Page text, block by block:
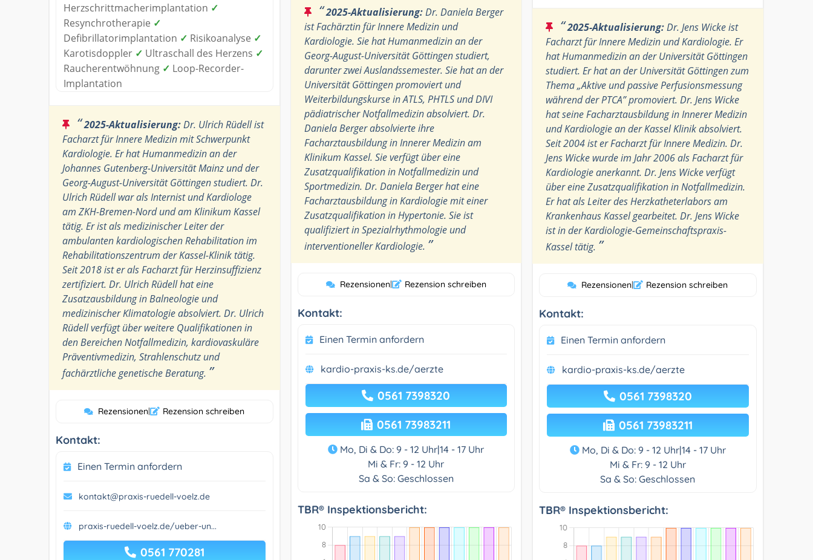
Herzschrittmacherimplantation ✓
Resynchrotherapie ✓
Defibrillatorimplantation ✓ Risikoanalyse ✓
Karotisdoppler ✓ Ultraschall des Herzens ✓
Raucherentwöhnung ✓ Loop-Recorder-
Implantation
“2025-Aktualisierung:Dr. Ulrich Rüdell ist
Facharzt für Innere Medizin mit Schwerpunkt
Kardiologie. Er hat Humanmedizin an der
Johannes Gutenberg-Universität Mainz und der
Georg-August-Universität Göttingen studiert. Dr.
Ulrich Rüdell war als Internist und Kardiologe
am ZKH-Bremen-Nord und am Klinikum Kassel
tätig. Er ist als medizinischer Leiter der
ambulanten kardiologischen Rehabilitation im
Rehabilitationszentrum der Kassel-Klinik tätig.
Seit 2018 ist er als Facharzt für Herzinsuffizienz
zertifiziert. Dr. Ulrich Rüdell hat eine
Zusatzausbildung in Balneologie und
medizinischer Klimatologie absolviert. Dr. Ulrich
Rüdell verfügt über weitere Qualifikationen in
den Bereichen Notfallmedizin, kardiovaskuläre
Präventivmedizin, Strahlenschutz und
fachärztliche genetische Beratung. ”
Rezensionen| Rezension schreiben
Kontakt:
Einen Termin anfordern
kontakt@praxis-ruedell-voelz.de
praxis-ruedell-voelz.de/ueber-un...
0561 770281
“2025-Aktualisierung:Dr. Daniela Berger
ist Fachärztin für Innere Medizin und
Kardiologie. Sie hat Humanmedizin an der
Georg-August-Universität Göttingen studiert,
darunter zwei Auslandssemester. Sie hat an der
Universität Göttingen promoviert und
Weiterbildungskurse in ATLS, PHTLS und DIVI
pädiatrischer Notfallmedizin absolviert. Dr.
Daniela Berger absolvierte ihre
Facharztausbildung in Innerer Medizin am
Klinikum Kassel. Sie verfügt über eine
Zusatzqualifikation in Notfallmedizin und
Sportmedizin. Dr. Daniela Berger hat eine
Facharztausbildung in Kardiologie mit einer
Zusatzqualifikation in Hypertonie. Sie ist
qualifiziert in Spezialrhythmologie und
interventioneller Kardiologie. ”
Rezensionen| Rezension schreiben
Kontakt:
Einen Termin anfordern
kardio-praxis-ks.de/aerzte
0561 7398320
0561 73983211
Mo, Di & Do: 9 - 12 Uhr|14 - 17 Uhr
Mi & Fr: 9 - 12 Uhr
Sa & So: Geschlossen
TBR® Inspektionsbericht:
“2025-Aktualisierung:Dr. Jens Wicke ist
Facharzt für Innere Medizin und Kardiologie. Er
hat Humanmedizin an der Universität Göttingen
studiert. Er hat an der Universität Göttingen zum
Thema „Aktive und passive Perfusionsmessung
während der PTCA” promoviert. Dr. Jens Wicke
hat seine Facharztausbildung in Innerer Medizin
und Kardiologie an der Kassel Klinik absolviert.
Seit 2004 ist er Facharzt für Innere Medizin. Dr.
Jens Wicke wurde im Jahr 2006 als Facharzt für
Kardiologie anerkannt. Dr. Jens Wicke verfügt
über eine Zusatzqualifikation in Notfallmedizin.
Er hat als Leiter des Herzkatheterlabors am
Krankenhaus Kassel gearbeitet. Dr. Jens Wicke
ist in der Kardiologie-Gemeinschaftspraxis-
Kassel tätig. ”
Rezensionen| Rezension schreiben
Kontakt:
Einen Termin anfordern
kardio-praxis-ks.de/aerzte
0561 7398320
0561 73983211
Mo, Di & Do: 9 - 12 Uhr|14 - 17 Uhr
Mi & Fr: 9 - 12 Uhr
Sa & So: Geschlossen
TBR® Inspektionsbericht: